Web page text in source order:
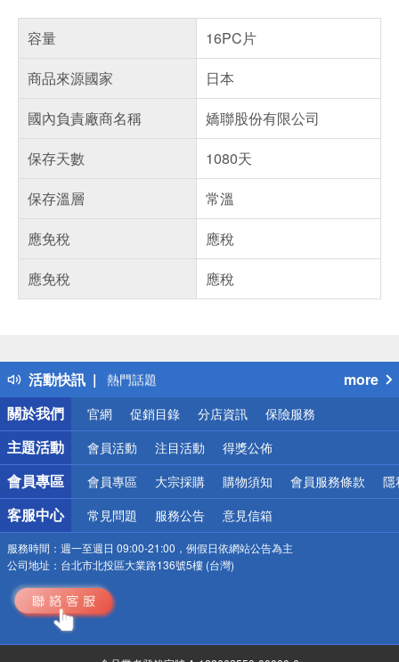
容量
16PC片
商品來源國家
日本
國內負責廠商名稱
嬌聯股份有限公司
保存天數
1080天
保存溫層
常溫
應免稅
應稅
應免稅
應稅
活動快訊
得獎公告
熱門話題
銀行優惠
偏遠地區配送
詐騙網頁！請小心！
more
關於我們
官網 促銷目錄 分店資訊 保險服務
主題活動 會員活動 注目活動 得獎公佈
會員專區 會員專區 大宗採購 購物須知 會員服務條款 隱
客服中心 常見問題 服務公告 意見信箱
服務時間： 週一至週日 09:00-21:00，例假日依網站公告為主
公司地址： 台北市北投區大業路136號5樓 (台灣)